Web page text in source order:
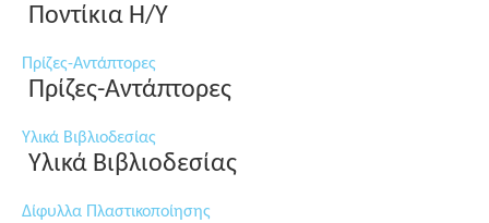
Ποντίκια Η/Υ
Πρίζες-Αντάπτορες
Πρίζες-Αντάπτορες
Υλικά Βιβλιοδεσίας
Υλικά Βιβλιοδεσίας
Δίφυλλα Πλαστικοποίησης